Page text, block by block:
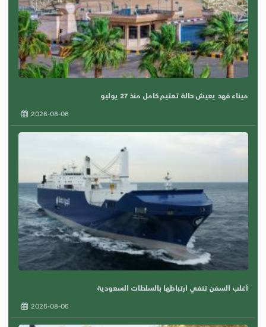
ميناء فهد يعيش حالة تعتيم كامل منذ 27 يوليو
2026-08-06
أغلب السفن تنفي ارتباطها بالسلطات السعودية
2026-08-06